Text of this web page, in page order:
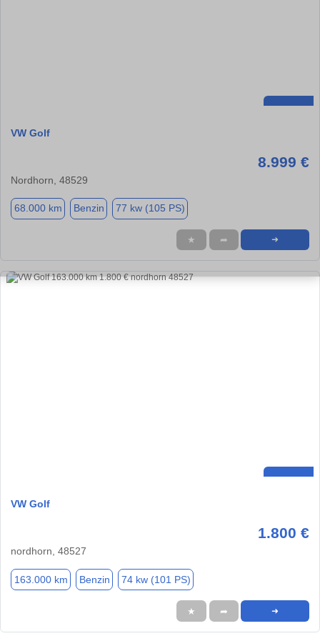
VW Golf
8.999 €
Nordhorn, 48529
68.000 km Benzin 77 kw (105 PS)
★ ➦ ➜
VW Golf
1.800 €
nordhorn, 48527
163.000 km Benzin 74 kw (101 PS)
★ ➦ ➜